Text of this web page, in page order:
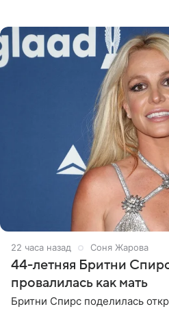
22 часа назад Соня Жарова
44-летняя Бритни Спирс
провалилась как мать
Бритни Спирс поделилась